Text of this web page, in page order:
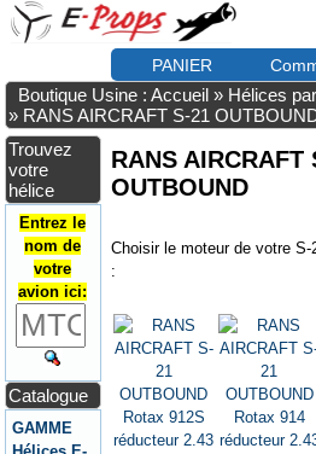
PANIER
Boutique Usine : Accueil » Hélices
» RANS AIRCRAFT S-21
Trouvez
votre
hélice
Entrez le
nom de
votre
avion ici:
Catalogue
GAMME
RANS AIRCRAFT
OUTBOUND
Choisir le moteur de votre S-
: